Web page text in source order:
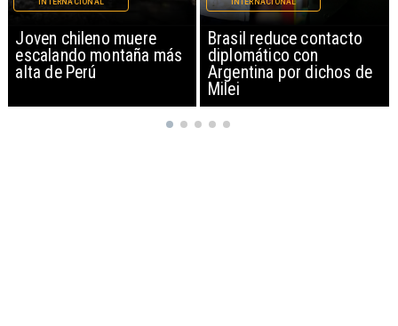
Brasil reduce contacto
diplomático con
Argentina por dichos de
INTERNACIONAL
China restringe
exportación de drones a
EEUU y sanciona
empresas
INTERNACIONAL